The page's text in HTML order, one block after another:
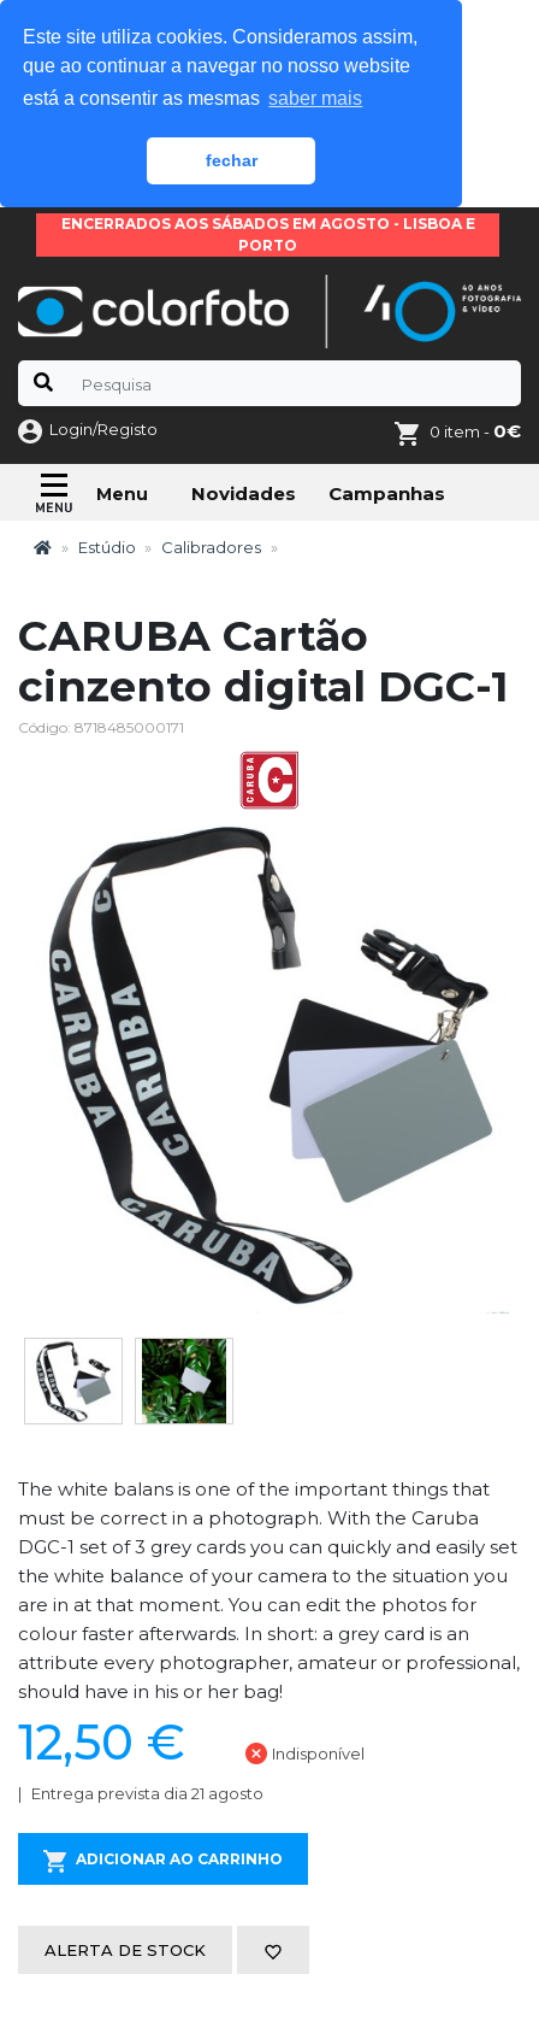
Este site utiliza cookies. Consideramos assim,
que ao continuar a navegar no nosso website
está a consentir as mesmas saber mais
fechar
ENCERRADOS AOS SÁBADOS EM AGOSTO - LISBOA E
PORTO
Login/Registo 0 item - 0€
Menu Novidades Campanhas
Estúdio Calibradores
CARUBA Cartão
cinzento digital DGC-1
Código: 8718485000171
The white balans is one of the important things that
must be correct in a photograph. With the Caruba
DGC-1 set of 3 grey cards you can quickly and easily set
the white balance of your camera to the situation you
are in at that moment. You can edit the photos for
colour faster afterwards. In short: a grey card is an
attribute every photographer, amateur or professional,
should have in his or her bag!
12,50 € Indisponível
Entrega prevista dia 21 agosto
ADICIONAR AO CARRINHO
ALERTA DE STOCK